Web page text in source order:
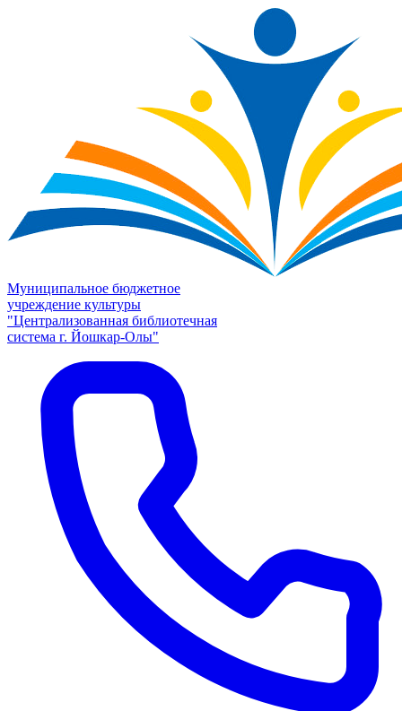
Муниципальное бюджетное
учреждение культуры
"Централизованная библиотечная
система г. Йошкар-Олы"